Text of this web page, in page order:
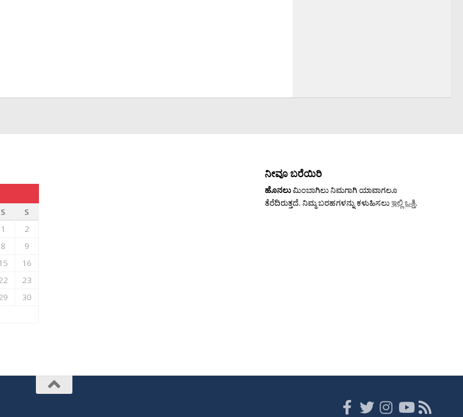
S
S
1
2
8
9
15
16
23
30
ನೀವೂ ಬರೆಯಿರಿ
ಹೊನಲುಮಿಂಬಾಗಿಲು ನಿಮಗಾಗಿ ಯಾವಾಗಲೂ
ತೆರೆದಿರುತ್ತದೆ. ನಿಮ್ಮ ಬರಹಗಳನ್ನು ಕಳುಹಿಸಲುಇಲ್ಲಿ ಒತ್ತಿ.